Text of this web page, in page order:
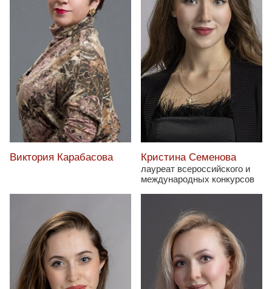
Виктория Карабасова Кристина Семенова
лауреат всероссийского и
международных конкурсов